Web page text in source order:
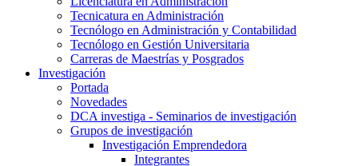
Tecnicatura en Administración
Tecnólogo en Administración y Contabilidad
Tecnólogo en Gestión Universitaria
Carreras de Maestrías y Posgrados
Investigación
Portada
Novedades
DCA investiga - Seminarios de investigación
Grupos de investigación
Investigación Emprendedora
Integrantes